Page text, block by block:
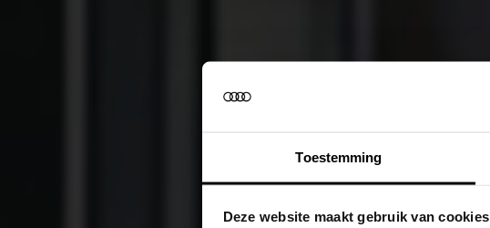
Toestemming
Deze website maakt gebruik van cookies